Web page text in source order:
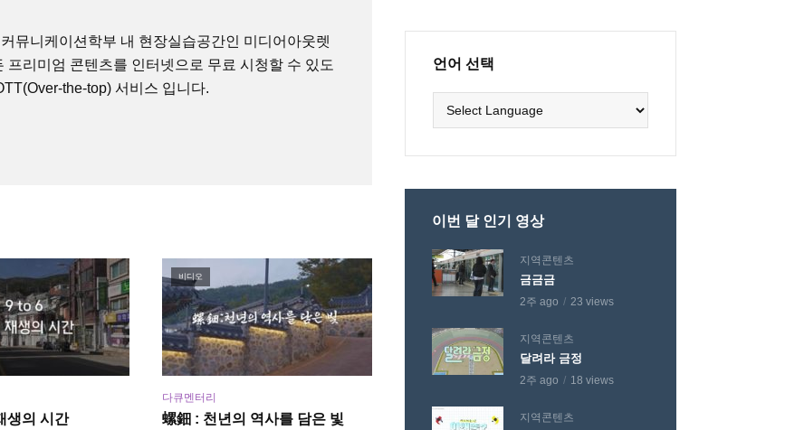
뮤니케이션학부 내 현장실습공간인 미디어아웃렛
프리미엄 콘텐츠를 인터넷으로 무료 시청할 수 있도
the-top) 서비스 입니다.
생의 시간
비디오
다큐멘터리
螺鈿 : 천년의 역사를 담은 빛
언어 선택
이번 달 인기 영상
지역콘텐츠
금금금
2주 ago 23 views
지역콘텐츠
달려라 금정
2주 ago 18 views
지역콘텐츠